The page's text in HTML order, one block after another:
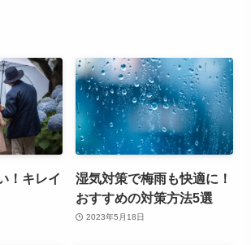
！キレイ
湿気対策で梅雨も快適に！
おすすめの対策方法5選
2023年5月18日